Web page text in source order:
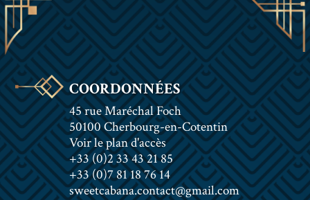
COORDONNÉES
45 rue Maréchal Foch
50100 Cherbourg-en-Cotentin
Voir le plan d'accès
+33 (0)2 33 43 21 85
+33 (0)7 81 18 76 14
sweetcabana.contact@gmail.com